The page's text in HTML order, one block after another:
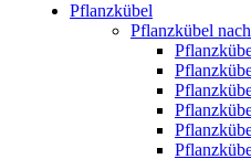
Pflanzkübel
Pflanzkübel